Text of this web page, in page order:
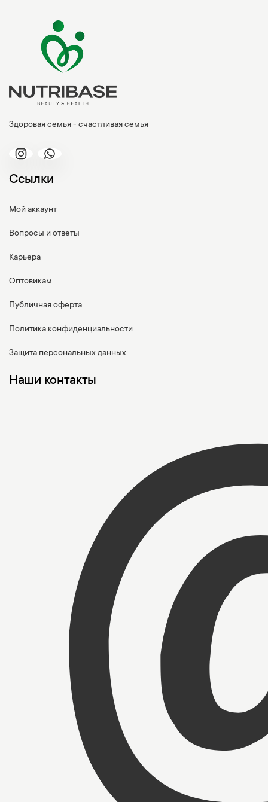
Здоровая семья - счастливая семья
Ссылки
Мой аккаунт
Вопросы и ответы
Карьера
Оптовикам
Публичная оферта
Политика конфиденциальности
Защита персональных данных
Наши контакты